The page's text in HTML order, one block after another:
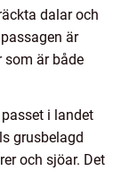
dalar och
är
som är både
i landet
grusbelagd
och sjöar. Det